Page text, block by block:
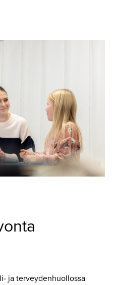
ja terveydenhuollossa